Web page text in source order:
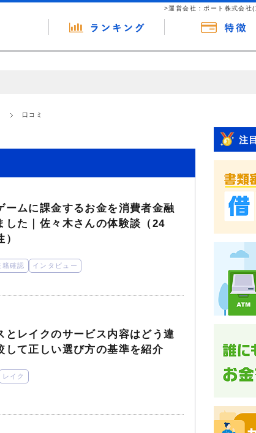
>運営会社：ポート株式会社
ます。
口コミ
ームに課金するお金を消費者金融
した｜佐々木さんの体験談（24
籍確認 インタビュー
とレイクのサービス内容はどう違
して正しい選び方の基準を紹介
レイク
注